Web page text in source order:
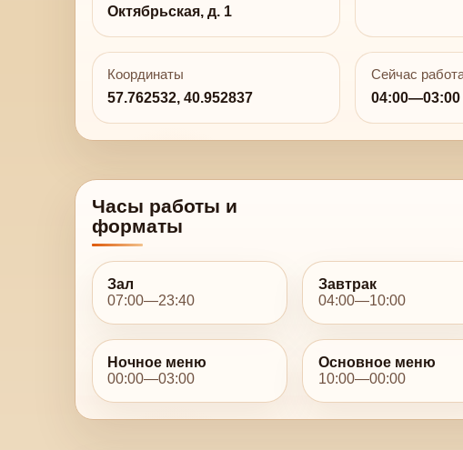
Октябрьская, д. 1
Координаты
57.762532, 40.952837
Сейчас
04:00—03:00
Часы работы и
форматы
Зал
07:00—23:40
Завтрак
04:00—10:00
Ночное меню
00:00—03:00
Основное меню
10:00—00:00